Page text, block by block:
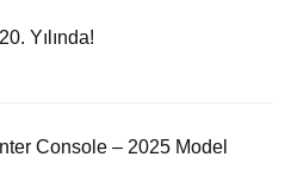
Yılında!
Console – 2025 Model